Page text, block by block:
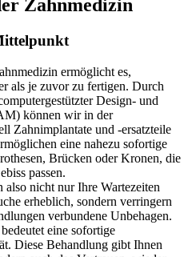
Zahnmedizin
ermöglicht es,
als je zuvor zu fertigen. Durch
Design- und
können wir in der
Zahnimplantate und -ersatzteile
eine nahezu sofortige
Brücken oder Kronen, die
passen.
nicht nur Ihre Wartezeiten
erheblich, sondern verringern
verbundene Unbehagen.
eine sofortige
Diese Behandlung gibt Ihnen